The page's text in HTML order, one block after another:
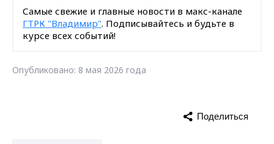
Самые свежие и главные новости в макс-канале
ГТРК "Владимир". Подписывайтесь и будьте в
курсе всех событий!
Опубликовано: 8 мая 2026 года
Поделиться